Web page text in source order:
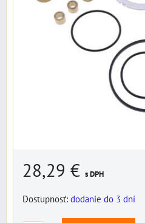
28,29 € s DPH
Dostupnosť: dodanie do 3 dní